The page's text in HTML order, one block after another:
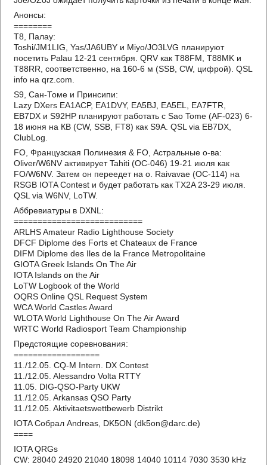
Анонсы:
========
T8, Палау:
Toshi/JM1LIG, Yas/JA6UBY и Miyo/JO3LVG планируют
посетить Palau 12-21 сентября. QRV как T88FM, T88MK и
T88RR, соответственно, на 160-6 м (SSB, CW, цифрой). QSL
info на qrz.com.
S9, Сан-Томе и Принсипи:
Lazy DXers EA1ACP, EA1DVY, EA5BJ, EA5EL, EA7FTR,
EB7DX и S92HP планируют работать с Sao Tome (AF-023) 6-
18 июня на КВ (CW, SSB, FT8) как S9A. QSL via EB7DX,
ClubLog.
FO, Французская Полинезия & FO, Астральные о-ва:
Oliver/W6NV активирует Tahiti (OC-046) 19-21 июля как
FO/W6NV. Затем он переедет на о. Raivavae (OC-114) на
RSGB IOTA Contest и будет работать как TX2A 23-29 июля.
QSL via W6NV, LoTW.
Аббревиатуры в DXNL:
===========================
ARLHS Amateur Radio Lighthouse Society
DFCF Diplome des Forts et Chateaux de France
DIFM Diplome des Iles de la France Metropolitaine
GIOTA Greek Islands On The Air
IOTA Islands on the Air
LoTW Logbook of the World
OQRS Online QSL Request System
WCA World Castles Award
WLOTA World Lighthouse On The Air Award
WRTC World Radiosport Team Championship
Предстоящие соревнования:
==================
11./12.05. CQ-M Intern. DX Contest
11./12.05. Alessandro Volta RTTY
11.05. DIG-QSO-Party UKW
11./12.05. Arkansas QSO Party
11./12.05. Aktivitaetswettbewerb Distrikt
IOTA Собрал Andreas, DK5ON (dk5on@darc.de)
====
IOTA QRGs
CW: 28040 24920 21040 18098 14040 10114 7030 3530 kHz